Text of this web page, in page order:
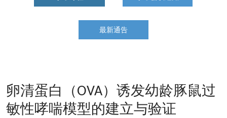
最新通告
卵清蛋白（OVA）诱发幼龄豚鼠过
敏性哮喘模型的建立与验证